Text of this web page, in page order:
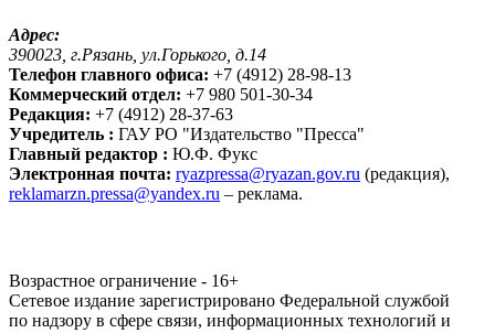
Адрес:
390023, г.Рязань, ул.Горького, д.14
Телефон главного офиса: +7 (4912) 28-98-13
Коммерческий отдел: +7 980 501-30-34
Редакция: +7 (4912) 28-37-63
Учредитель : ГАУ РО "Издательство "Пресса"
Главный редактор : Ю.Ф. Фукс
Электронная почта: ryazpressa@ryazan.gov.ru (редакция),
reklamarzn.pressa@yandex.ru – реклама.
Возрастное ограничение - 16+
Сетевое издание зарегистрировано Федеральной службой
по надзору в сфере связи, информационных технологий и